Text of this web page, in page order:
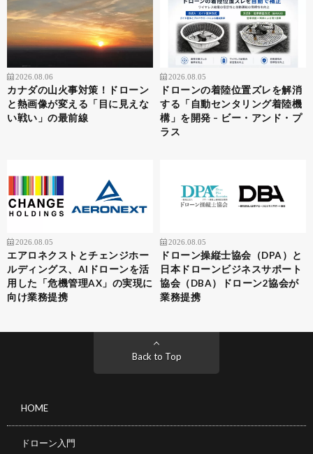
2026.08.06
カナダの山火事対策！ドローン
と熱画像が変える「目に見えな
い戦い」の最前線
2026.08.05
ドローンの着陸位置ズレを解消
する「自動センタリング着陸機
構」を開発 – ビー・アンド・プ
ラス
2026.08.05
エアロネクストとチェンジホー
ルディングス、AIドローンを活
用した「危機管理AX」の実現に
向け業務提携
2026.08.05
ドローン操縦士協会（DPA）と
日本ドローンビジネスサポート
協会（DBA）ドローン2協会が
業務提携
Back to Top
HOME
ドローン入門